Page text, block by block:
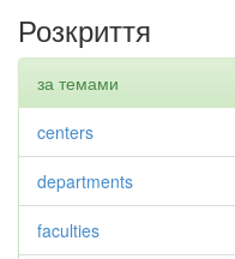
Розкриття
за темами
centers
departments
faculties